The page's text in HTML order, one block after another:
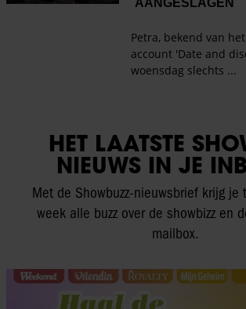
HET LAATSTE
NIEUWS IN JE
Met de Showbuzz-nieuwsbrief krijg je
week alle buzz over de showbizz en
mailbox.